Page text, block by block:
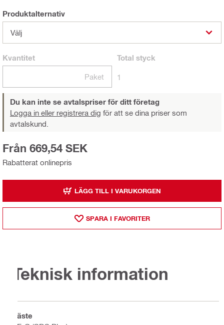
Produktalternativ
Välj
Kvantitet
Paket
Total styck
1
Du kan inte se avtalspriser för ditt företag
Logga in eller registrera dig för att se dina priser som
avtalskund.
Rabatterat onlinepris
Från 669,54 SEK
LÄGG TILL I VARUKORGEN
SPARA I FAVORITER
Teknisk information
Fäste